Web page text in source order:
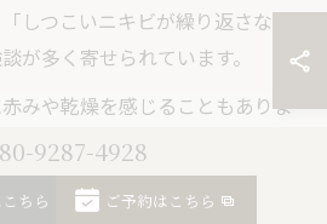
しつこいニキビが繰り返さなく
が多く寄せられています。
みや乾燥を感じることもありま
徐々にハリや明るさが実感でき
、肌のざらつきや毛穴の目立ち
的な施術で肌質改善を目指す方
9287-4928
ちら ご予約はこちら